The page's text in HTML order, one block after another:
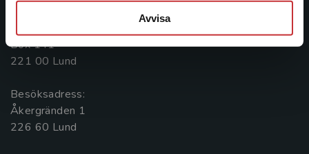
Avvisa
Box 141
221 00 Lund
Besöksadress:
Åkergränden 1